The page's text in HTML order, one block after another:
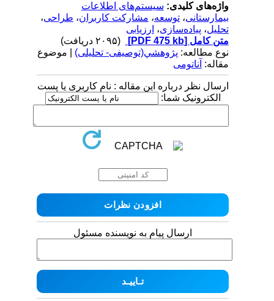
واژه‌های کلیدی:سیستم‌های اطلاعات
بیمارستانی،توسعه،مشارکت کاربران ،طراحی،
تحلیل،پیاده‌سازی،ارزیابی
متن کامل[PDF 475 kb]
نوع مطالعه:پژوهشي(توصیفی- تحلیلی) | موضوع
مقاله:آناتومی
ارسال نظر درباره این مقاله : نام کاربری یا پست
الکترونیک شما:
ارسال پیام به نویسنده مسئول